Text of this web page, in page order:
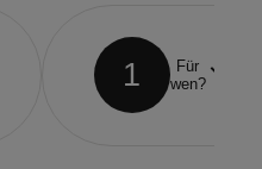
1
Für
wen?